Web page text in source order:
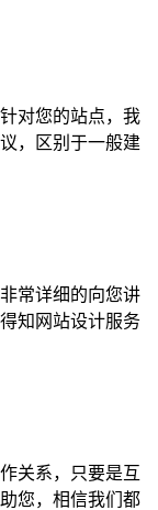
对您的站点，我
，区别于一般建
常详细的向您讲
知网站设计服务
关系，只要是互
您，相信我们都